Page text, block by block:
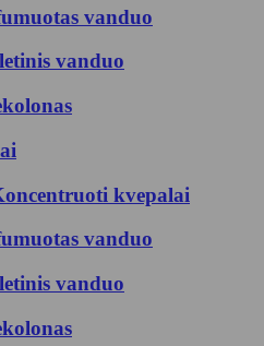
vanduo
vanduo
kvepalai
vanduo
vanduo